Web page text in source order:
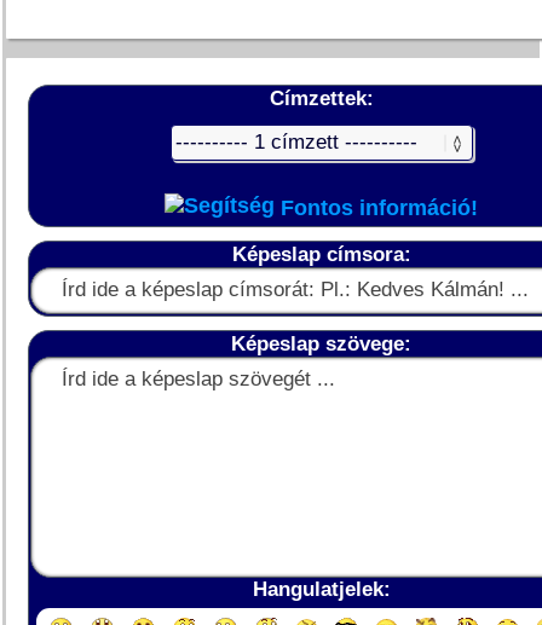
Címzettek:
Fontos információ!
Képeslap címsora:
Képeslap szövege:
Hangulatjelek: